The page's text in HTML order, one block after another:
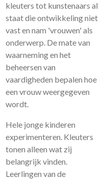
kleuters tot kunstenaars al
staat die ontwikkeling niet
vast en nam 'vrouwen' als
onderwerp. De mate van
waarneming en het
beheersen van
vaardigheden bepalen hoe
een vrouw weergegeven
wordt.
Hele jonge kinderen
experimenteren. Kleuters
tonen alleen wat zij
belangrijk vinden.
Leerlingen van de